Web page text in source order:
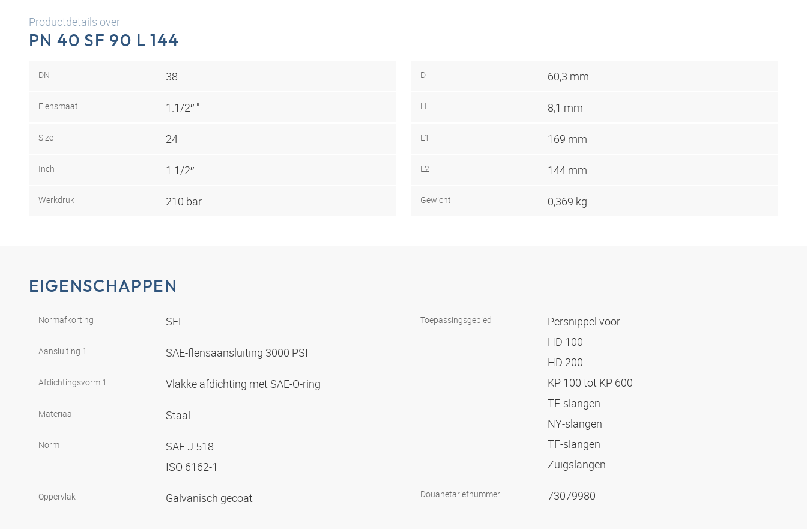
Productdetails over
PN 40 SF 90 L 144
DN 38
Flensmaat 1.1/2″ "
Size 24
Inch 1.1/2″
Werkdruk 210 bar
D 60,3 mm
H 8,1 mm
L1 169 mm
L2 144 mm
Gewicht 0,369 kg
EIGENSCHAPPEN
Normafkorting SFL
Aansluiting 1 SAE-flensaansluiting 3000 PSI
Afdichtingsvorm 1 Vlakke afdichting met SAE-O-ring
Materiaal Staal
Norm
SAE J 518
ISO 6162-1
Oppervlak Galvanisch gecoat
Toepassingsgebied
Persnippel voor
HD 100
HD 200
KP 100 tot KP 600
TE-slangen
NY-slangen
TF-slangen
Zuigslangen
Douanetariefnummer 73079980